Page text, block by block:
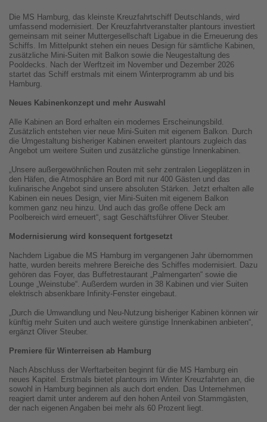
Die MS Hamburg, das kleinste Kreuzfahrtschiff Deutschlands, wird
umfassend modernisiert. Der Kreuzfahrtveranstalter plantours investiert
gemeinsam mit seiner Muttergesellschaft Ligabue in die Erneuerung des
Schiffs. Im Mittelpunkt stehen ein neues Design für sämtliche Kabinen,
zusätzliche Mini-Suiten mit Balkon sowie die Neugestaltung des
Pooldecks. Nach der Werftzeit im November und Dezember 2026
startet das Schiff erstmals mit einem Winterprogramm ab und bis
Hamburg.
Neues Kabinenkonzept und mehr Auswahl
Alle Kabinen an Bord erhalten ein modernes Erscheinungsbild.
Zusätzlich entstehen vier neue Mini-Suiten mit eigenem Balkon. Durch
die Umgestaltung bisheriger Kabinen erweitert plantours zugleich das
Angebot um weitere Suiten und zusätzliche günstige Innenkabinen.
„Unsere außergewöhnlichen Routen mit sehr zentralen Liegeplätzen in
den Häfen, die Atmosphäre an Bord mit nur 400 Gästen und das
kulinarische Angebot sind unsere absoluten Stärken. Jetzt erhalten alle
Kabinen ein neues Design, vier Mini-Suiten mit eigenem Balkon
kommen ganz neu hinzu. Und auch das große offene Deck am
Poolbereich wird erneuert“, sagt Geschäftsführer Oliver Steuber.
Modernisierung wird konsequent fortgesetzt
Nachdem Ligabue die MS Hamburg im vergangenen Jahr übernommen
hatte, wurden bereits mehrere Bereiche des Schiffes modernisiert. Dazu
gehören das Foyer, das Buffetrestaurant „Palmengarten“ sowie die
Lounge „Weinstube“. Außerdem wurden in 38 Kabinen und vier Suiten
elektrisch absenkbare Infinity-Fenster eingebaut.
„Durch die Umwandlung und Neu-Nutzung bisheriger Kabinen können wir
künftig mehr Suiten und auch weitere günstige Innenkabinen anbieten“,
ergänzt Oliver Steuber.
Premiere für Winterreisen ab Hamburg
Nach Abschluss der Werftarbeiten beginnt für die MS Hamburg ein
neues Kapitel. Erstmals bietet plantours im Winter Kreuzfahrten an, die
sowohl in Hamburg beginnen als auch dort enden. Das Unternehmen
reagiert damit unter anderem auf den hohen Anteil von Stammgästen,
der nach eigenen Angaben bei mehr als 60 Prozent liegt.